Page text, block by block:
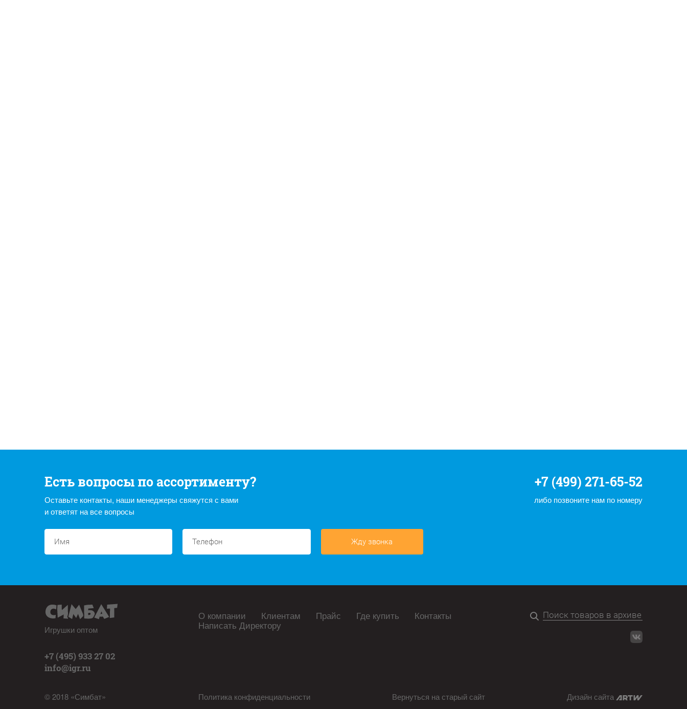
Есть вопросы по ассортименту?
Оставьте контакты, наши менеджеры свяжутся с вами
и ответят на все вопросы
+7 (499) 271-65-52
либо позвоните нам по номеру
Жду звонка
Игрушки оптом
+7 (495) 933 27 02
info@igr.ru
© 2018 «Симбат»
О компании Клиентам Прайс Где купить Контакты
Написать Директору
Политика конфиденциальности Вернуться на старый сайт Дизайн сайта